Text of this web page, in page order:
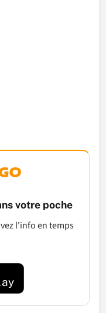
votre poche
l'info en temps